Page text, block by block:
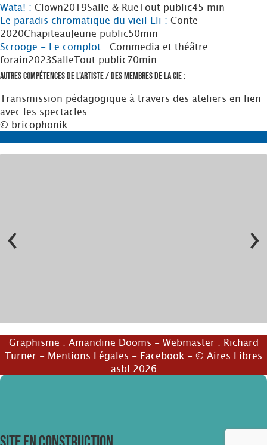
Wata! : Clown2019Salle & RueTout public45 min
Le paradis chromatique du vieil Eli : Conte
2020ChapiteauJeune public50min
Scrooge - Le complot : Commedia et théâtre
forain2023SalleTout public70min
Autres compétences de l'artiste / des membres de la Cie :
Transmission pédagogique à travers des ateliers en lien
avec les spectacles
© bricophonik
© eliseboual
‹ ›
Graphisme : Amandine Dooms - Webmaster : Richard
Turner - Mentions Légales - Facebook - © Aires Libres
asbl 2026